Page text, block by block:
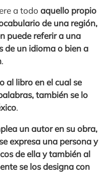
a todo aquello propio
de una región,
puede referir a una
de un idioma o bien a
.
al libro en el cual se
también se lo
.
un autor en su obra,
expresa una persona y
de ella y también al
se los designa con